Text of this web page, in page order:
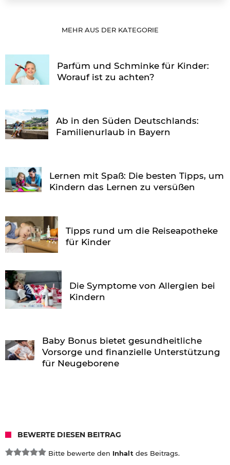
MEHR AUS DER KATEGORIE
Parfüm und Schminke für Kinder:
Worauf ist zu achten?
Ab in den Süden Deutschlands:
Familienurlaub in Bayern
Lernen mit Spaß: Die besten Tipps, um
Kindern das Lernen zu versüßen
Tipps rund um die Reiseapotheke
für Kinder
Die Symptome von Allergien bei
Kindern
Baby Bonus bietet gesundheitliche
Vorsorge und finanzielle Unterstützung
für Neugeborene
BEWERTE DIESEN BEITRAG
Bitte bewerte den Inhalt des Beitrags.